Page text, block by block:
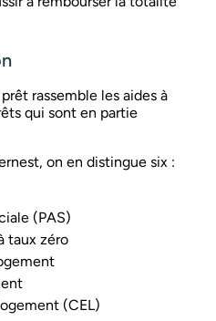
rassemble les aides à
qui sont en partie
on en distingue six :
(PAS)
taux zéro
(CEL)